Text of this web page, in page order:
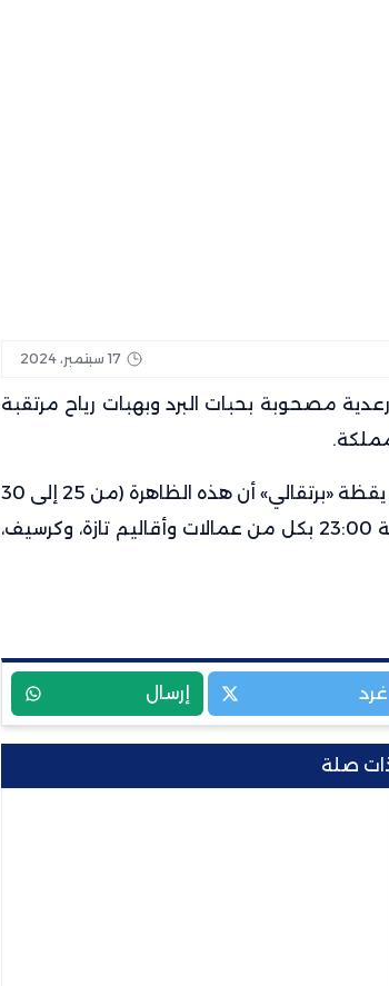
17 سبتمبر، 2024
مصحوبة بحبات البرد وبهبات رياح مرتقبة
وأوضحت المديرية، في نشرة إنذارية من مستوى يقظة «برتقالي» أن هذه الظاهرة (من 25 إلى 30
ملم) مرتقبة اليوم من الساعة 13:00 إلى الساعة 23:00 بكل من عمالات وأقاليم تازة، وكرسيف،
غرد إرسال
صلة